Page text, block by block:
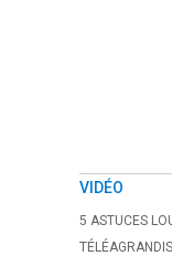
VIDÉO
5 ASTUCES